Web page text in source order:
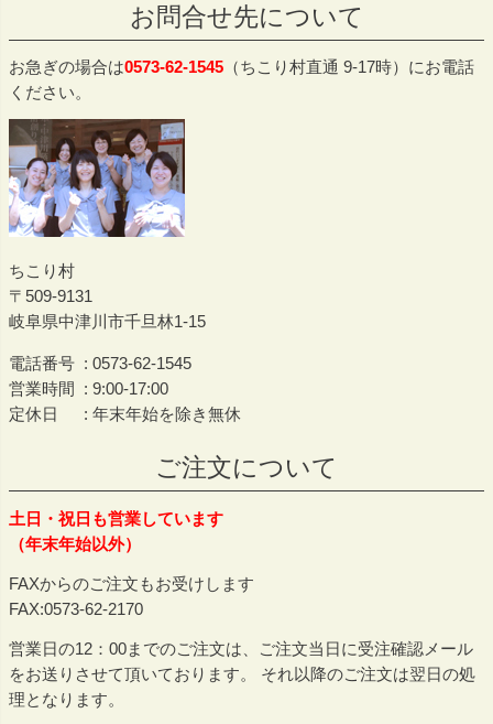
へ
お問合せ先について
お急ぎの場合は0573-62-1545 （ちこり村直通 9-17時）にお電話
ください。
ちこり村
509-9131
岐阜県中津川市千旦林1-15
電話番号
0573-62-1545
営業時間
9:00-17:00
定休日
年末年始を除き無休
ご注文について
土日・祝日も営業しています
（年末年始以外）
FAXからのご注文もお受けします
FAX:0573-62-2170
営業日の12：00までのご注文は、ご注文当日に受注確認メール
をお送りさせて頂いております。 それ以降のご注文は翌日の処
理となります。